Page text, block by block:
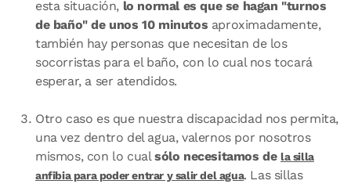
esta situación, lo normal es que se hagan "turnos
de baño" de unos 10 minutos aproximadamente,
también hay personas que necesitan de los
socorristas para el baño, con lo cual nos tocará
esperar, a ser atendidos.
Otro caso es que nuestra discapacidad nos permita,
una vez dentro del agua, valernos por nosotros
mismos, con lo cualsólo necesitamos de lasilla
anfibia para poder entrar y salir del agua. Las sillas